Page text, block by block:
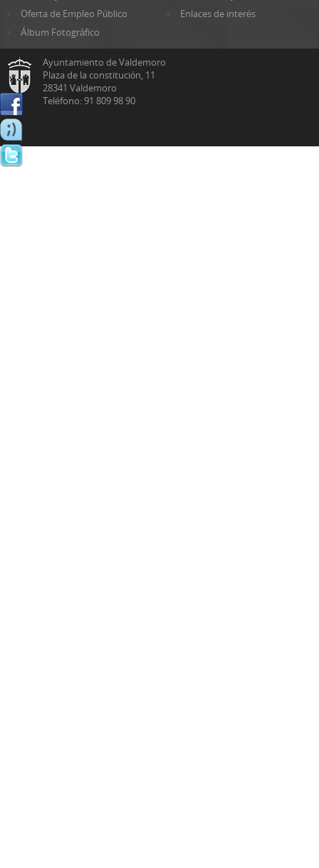
Oferta de Empleo Público
Enlaces de interés
Álbum Fotográfico
Ayuntamiento de Valdemoro
Plaza de la constitución, 11
28341 Valdemoro
Teléfono: 91 809 98 90